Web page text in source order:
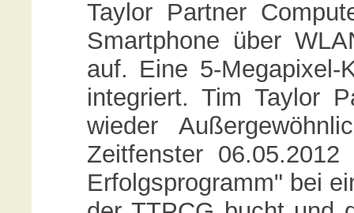
Taylor Partner
Smartphone über
auf. Eine 5-
integriert. Tim Taylor
wieder
Zeitfenster
Erfolgsprogramm" bei